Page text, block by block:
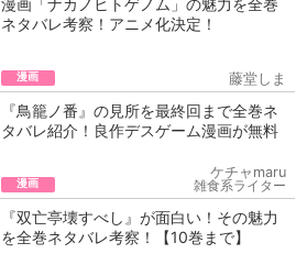
ネタバレ考察！アニメ化決定！
漫画 藤堂しま
『鳥籠ノ番』の見所を最終回まで全巻ネ
タバレ紹介！良作デスゲーム漫画が無料
漫画
ケチャmaru
雑食系ライター
『双亡亭壊すべし』が面白い！その魅力
を全巻ネタバレ考察！【10巻まで】